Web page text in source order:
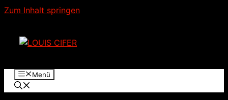
Zum Inhalt springen
Menü